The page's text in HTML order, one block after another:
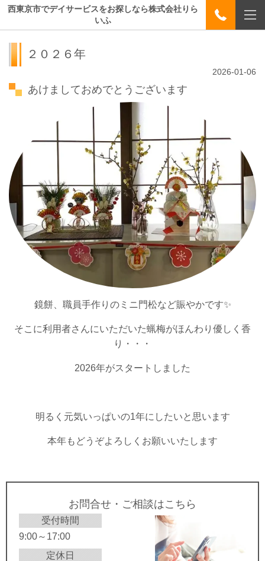
西東京市でデイサービスをお探しなら株式会社りら
いふ
２０２６年
2026-01-06
あけましておめでとうございます
鏡餅、職員手作りのミニ門松など賑やかです✨
そこに利用者さんにいただいた蝋梅がほんわり優しく香
り・・・
2026年がスタートしました
明るく元気いっぱいの1年にしたいと思います
本年もどうぞよろしくお願いいたします
お問合せ・ご相談はこちら
受付時間
9:00～17:00
定休日